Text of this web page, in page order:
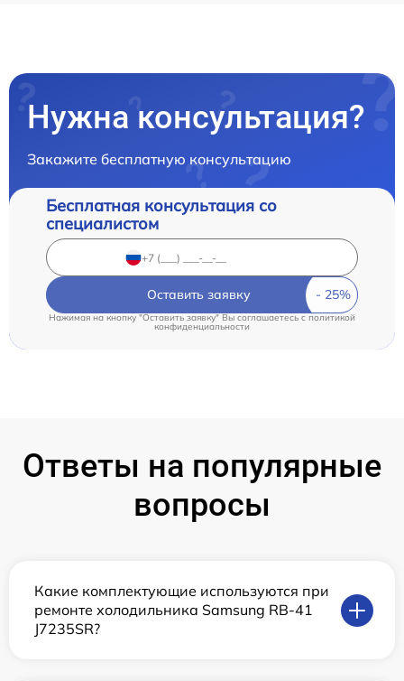
Нужна консультация?
Закажите бесплатную консультацию
Бесплатная консультация со
специалистом
Оставить заявку
Нажимая на кнопку "Оставить заявку" Вы соглашаетесь c политикой
конфиденциальности
Ответы на популярные
вопросы
Какие комплектующие используются при
ремонте холодильника Samsung RB-41
J7235SR?